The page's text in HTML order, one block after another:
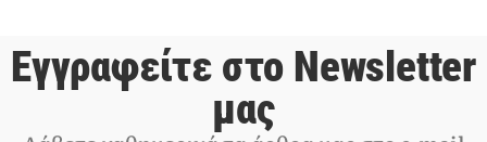
Εγγραφείτε στο Newsletter
μας